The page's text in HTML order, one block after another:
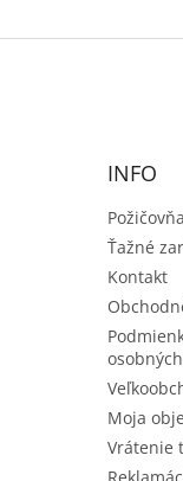
INFO
Požičovňa
Ťažné
Kontakt
Moja
Vrátenie